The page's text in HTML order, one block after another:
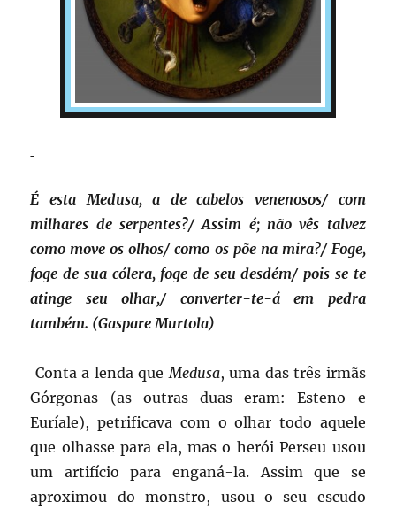
É esta Medusa, a de cabelos venenosos/ com
milhares de serpentes?/ Assim é; não vês talvez
como move os olhos/ como os põe na mira?/ Foge,
foge de sua cólera, foge de seu desdém/ pois se te
atinge seu olhar,/ converter-te-á em pedra
também. (Gaspare Murtola)
Conta a lenda que Medusa, uma das três irmãs
Górgonas (as outras duas eram: Esteno e
Euríale), petrificava com o olhar todo aquele
que olhasse para ela, mas o herói Perseu usou
um artifício para enganá-la. Assim que se
aproximou do monstro, usou o seu escudo